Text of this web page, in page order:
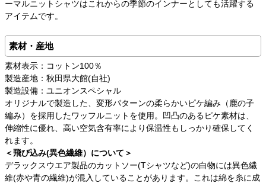
ーマルニットシャツはこれからの季節のインナーとしても活躍する
アイテムです。
素材・産地
素材表示：コットン100％
製造産地：秋田県大館(自社)
製造設備：ユニオンスペシャル
オリジナルで製造した、変形パターンの柔らかいピケ編み（鹿の子
編み）を採用したワッフルニットを使用。凹凸のあるピケ素材は、
伸縮性に優れ、高い空気含有率により保温性もしっかり確保してく
れます。
＜飛び込み(異色繊維）について＞
デラックスウエア製品のカットソー(Tシャツなど)の白物には異色繊
維(赤や青の繊維)が混入していることがあります。これは綿を糸に成